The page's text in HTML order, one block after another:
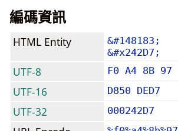
編碼資訊
HTML Entity
&#148183;
&#x242D7;
UTF-8 F0 A4 8B 97
UTF-16 D850 DED7
UTF-32 000242D7